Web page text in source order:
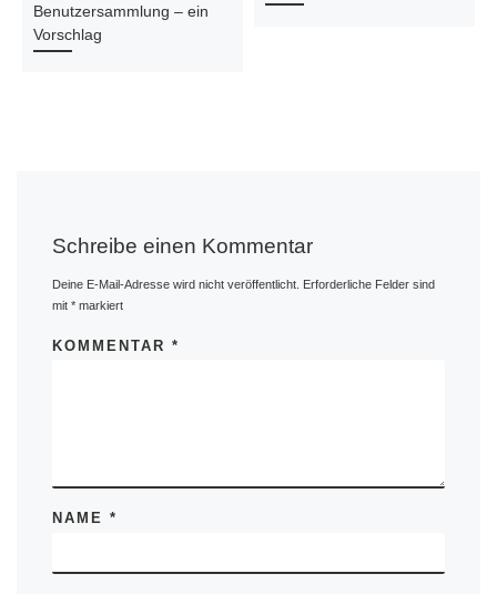
Benutzersammlung – ein
Vorschlag
Schreibe einen Kommentar
Deine E-Mail-Adresse wird nicht veröffentlicht. Erforderliche Felder sind
mit* markiert
KOMMENTAR*
NAME*